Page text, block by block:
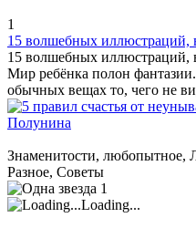
1
15 волшебных иллюстраций, в
15 волшебных иллюстраций, в
Мир ребёнка полон
обычных вещах то, чего не
Знаменитости, любопытное,
Разное, Советы
1
Loading...